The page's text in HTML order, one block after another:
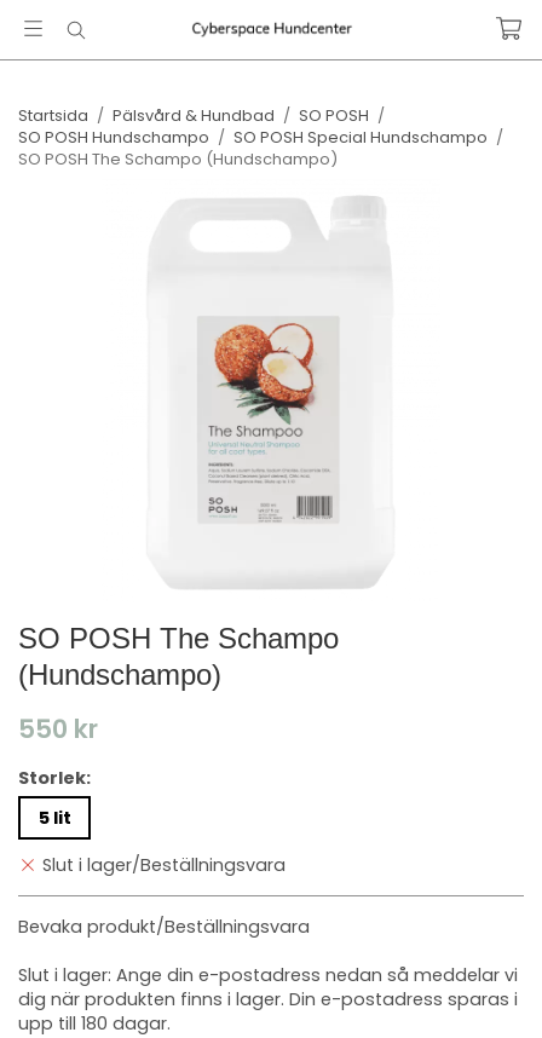
Startsida / Pälsvård & Hundbad / SO POSH /
SO POSH Hundschampo / SO POSH Special Hundschampo /
SO POSH The Schampo (Hundschampo)
SO POSH The Schampo
(Hundschampo)
550 kr
Storlek:
5 lit
Slut i lager/Beställningsvara
Bevaka produkt/Beställningsvara
Slut i lager: Ange din e-postadress nedan så meddelar vi
dig när produkten finns i lager. Din e-postadress sparas i
upp till 180 dagar.